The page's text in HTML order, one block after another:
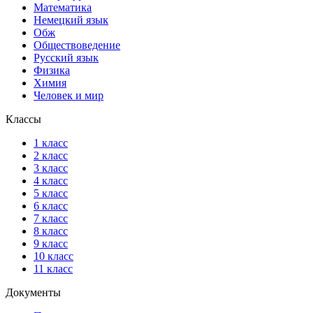
Математика
Немецкий язык
Обж
Обществоведение
Русский язык
Физика
Химия
Человек и мир
Классы
1 класс
2 класс
3 класс
4 класс
5 класс
6 класс
7 класс
8 класс
9 класс
10 класс
11 класс
Документы